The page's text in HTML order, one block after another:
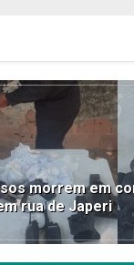
morrem em
rua de Japeri